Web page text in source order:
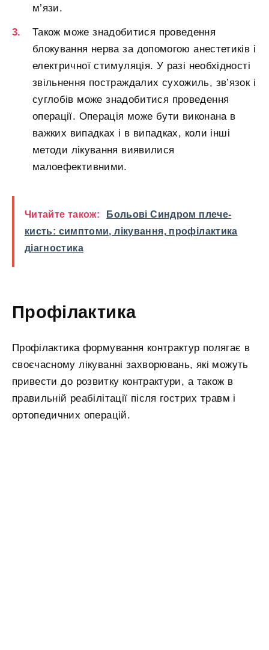
м’язи.
Також може знадобитися проведення
блокування нерва за допомогою анестетиків і
електричної стимуляція. У разі необхідності
звільнення постраждалих сухожиль, зв’язок і
суглобів може знадобитися проведення
операції. Операція може бути виконана в
важких випадках і в випадках, коли інші
методи лікування виявилися
малоефективними.
Читайте також:
Больові Синдром плече-
кисть: симптоми, лікування, профілактика
діагностика
Профілактика
Профілактика формування контрактур полягає в
своєчасному лікуванні захворювань, які можуть
привести до розвитку контрактури, а також в
правильній реабілітації після гострих травм і
ортопедичних операцій.